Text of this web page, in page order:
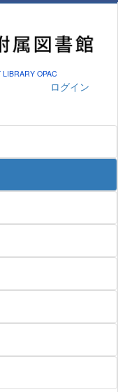
OPAC
ログイン